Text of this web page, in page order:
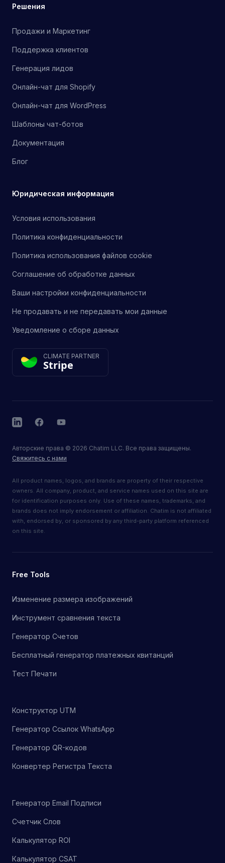
Решения
Продажи и Маркетинг
Поддержка клиентов
Генерация лидов
Онлайн-чат для Shopify
Онлайн-чат для WordPress
Шаблоны чат-ботов
Документация
Блог
Юридическая информация
Условия использования
Политика конфиденциальности
Политика использования файлов cookie
Соглашение об обработке данных
Ваши настройки конфиденциальности
Не продавать и не передавать мои данные
Уведомление о сборе данных
CLIMATE PARTNER
Stripe
LinkedInFacebookYouTube
Авторские права © 2026 Chatim LLC. Все права защищены.
Свяжитесь с нами
All product names, logos, and brands are property of their respective
owners. All company, product, and service names used on this site are
for identification purposes only. Use of these names, trademarks, and
brands does not imply endorsement or affiliation. Chatim is not affiliated
with, endorsed by, or sponsored by any third-party platform referenced
on this site.
Free Tools
Изменение размера изображений
Инструмент сравнения текста
Генератор Счетов
Бесплатный генератор платежных квитанций
Тест Печати
Конструктор UTM
Генератор Ссылок WhatsApp
Генератор QR-кодов
Конвертер Регистра Текста
Генератор Email Подписи
Счетчик Слов
Калькулятор ROI
Калькулятор CSAT